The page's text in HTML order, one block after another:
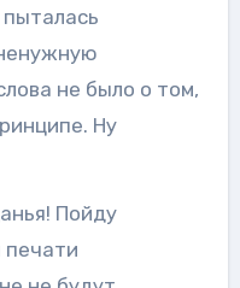
не было о том,
Ну
Пойду
печати